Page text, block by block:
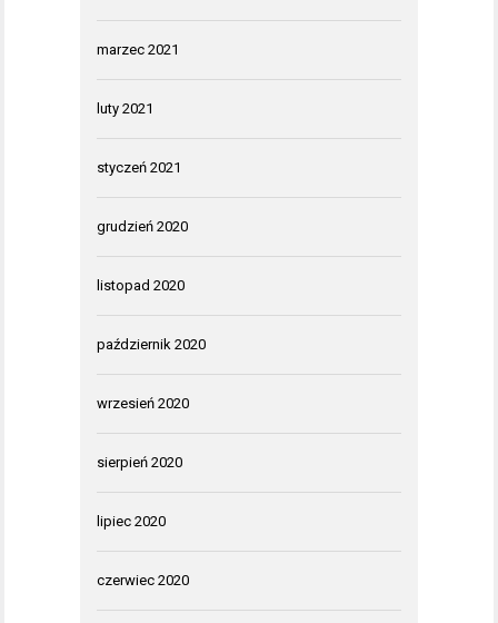
marzec 2021
luty 2021
styczeń 2021
grudzień 2020
listopad 2020
październik 2020
wrzesień 2020
sierpień 2020
lipiec 2020
czerwiec 2020